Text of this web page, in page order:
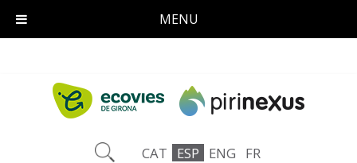
CAT ESP ENG FR
MENU